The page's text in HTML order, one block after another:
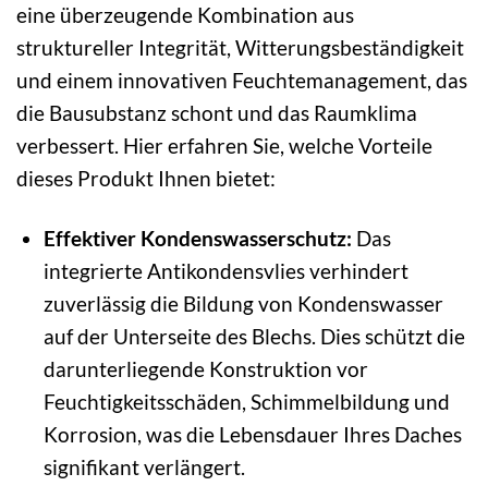
eine überzeugende Kombination aus
struktureller Integrität, Witterungsbeständigkeit
und einem innovativen Feuchtemanagement, das
die Bausubstanz schont und das Raumklima
verbessert. Hier erfahren Sie, welche Vorteile
dieses Produkt Ihnen bietet:
Effektiver Kondenswasserschutz: Das
integrierte Antikondensvlies verhindert
zuverlässig die Bildung von Kondenswasser
auf der Unterseite des Blechs. Dies schützt die
darunterliegende Konstruktion vor
Feuchtigkeitsschäden, Schimmelbildung und
Korrosion, was die Lebensdauer Ihres Daches
signifikant verlängert.